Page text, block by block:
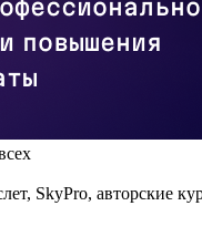
SkyPro, авторские